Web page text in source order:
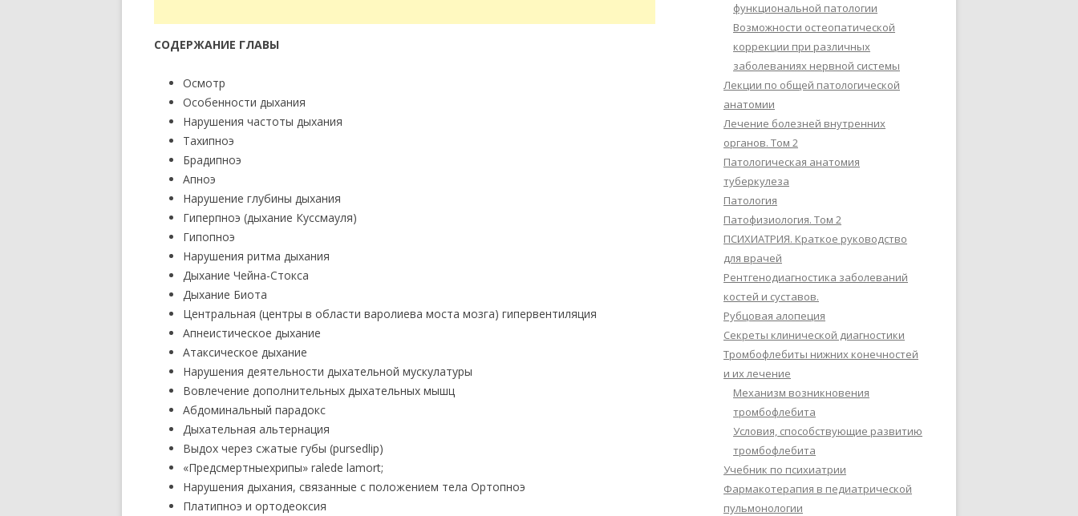
СОДЕРЖАНИЕ ГЛАВЫ
Осмотр
Особенности дыхания
Нарушения частоты дыхания
Тахипноэ
Брадипноэ
Апноэ
Нарушение глубины дыхания
Гиперпноэ (дыхание Куссмауля)
Гипопноэ
Нарушения ритма дыхания
Дыхание Чейна-Стокса
Дыхание Биота
Центральная (центры в области варолиева моста мозга) гипервентиляция
Апнеистическое дыхание
Атаксическое дыхание
Нарушения деятельности дыхательной мускулатуры
Вовлечение дополнительных дыхательных мышц
Абдоминальный парадокс
Дыхательная альтернация
Выдох через сжатые губы (pursedlip)
«Предсмертныехрипы» ralede lamort;
Нарушения дыхания, связанные с положением тела Ортопноэ
Платипноэ и ортодеоксия
функциональной патологии
Возможности остеопатической
коррекции при различных
заболеваниях нервной системы
Лекции по общей патологической
анатомии
Лечение болезней внутренних
органов. Том 2
Патологическая анатомия
туберкулеза
Патология
Патофизиология. Том 2
ПСИХИАТРИЯ. Краткое руководство
для врачей
Рентгенодиагностика заболеваний
костей и суставов.
Рубцовая алопеция
Секреты клинической диагностики
Тромбофлебиты нижних конечностей
и их лечение
Механизм возникновения
тромбофлебита
Условия, способствующие развитию
тромбофлебита
Учебник по психиатрии
Фармакотерапия в педиатрической
пульмонологии